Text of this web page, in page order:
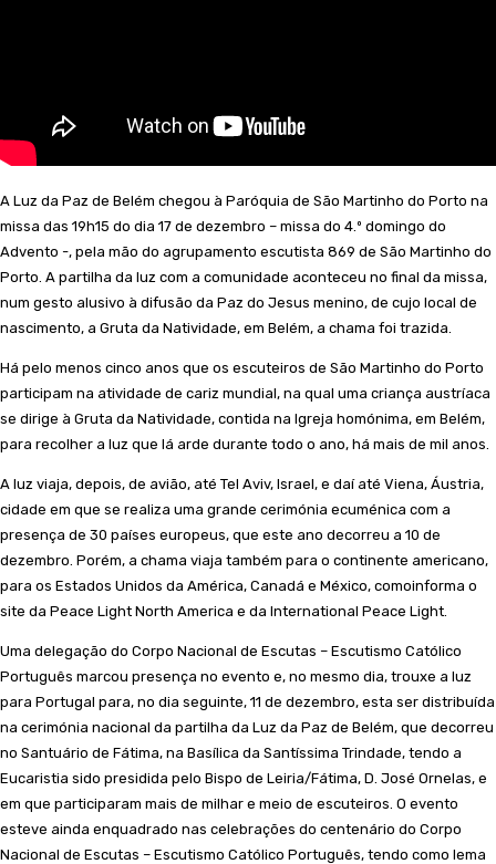
A Luz da Paz de Belém chegou à Paróquia de São Martinho do Porto na
missa das 19h15 do dia 17 de dezembro – missa do 4.º domingo do
Advento -, pela mão do agrupamento escutista 869 de São Martinho do
Porto. A partilha da luz com a comunidade aconteceu no final da missa,
num gesto alusivo à difusão da Paz do Jesus menino, de cujo local de
nascimento, a Gruta da Natividade, em Belém, a chama foi trazida.
Há pelo menos cinco anos que os escuteiros de São Martinho do Porto
participam na atividade de cariz mundial, na qual uma criança austríaca
se dirige à Gruta da Natividade, contida na Igreja homónima, em Belém,
para recolher a luz que lá arde durante todo o ano, há mais de mil anos.
A luz viaja, depois, de avião, até Tel Aviv, Israel, e daí até Viena, Áustria,
cidade em que se realiza uma grande cerimónia ecuménica com a
presença de 30 países europeus, que este ano decorreu a 10 de
dezembro. Porém, a chama viaja também para o continente americano,
para os Estados Unidos da América, Canadá e México, comoinforma o
site da Peace Light North America e da International Peace Light.
Uma delegação do Corpo Nacional de Escutas – Escutismo Católico
Português marcou presença no evento e, no mesmo dia, trouxe a luz
para Portugal para, no dia seguinte, 11 de dezembro, esta ser distribuída
na cerimónia nacional da partilha da Luz da Paz de Belém, que decorreu
no Santuário de Fátima, na Basílica da Santíssima Trindade, tendo a
Eucaristia sido presidida pelo Bispo de Leiria/Fátima, D. José Ornelas, e
em que participaram mais de milhar e meio de escuteiros. O evento
esteve ainda enquadrado nas celebrações do centenário do Corpo
Nacional de Escutas – Escutismo Católico Português, tendo como lema